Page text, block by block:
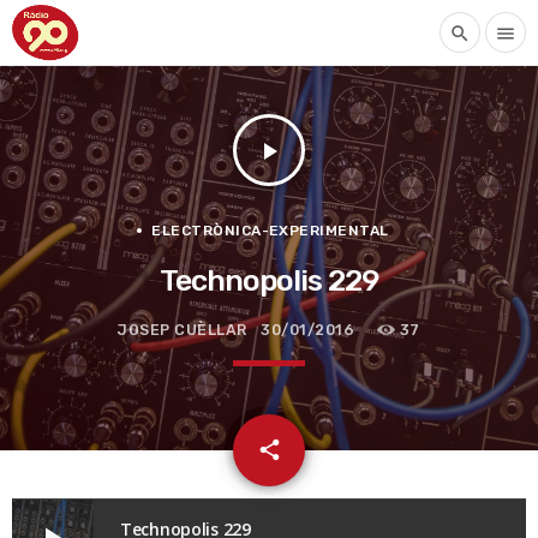
search menu
play_arrow
ELECTRÒNICA-EXPERIMENTAL
Technopolis 229
JOSEP CUÈLLAR 30/01/2016 37
share
email
Technopolis 229